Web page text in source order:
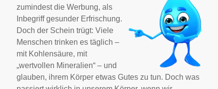
zumindest die Werbung, als
Inbegriff gesunder Erfrischung.
Doch der Schein trügt: Viele
Menschen trinken es täglich –
mit Kohlensäure, mit
„wertvollen Mineralien“ – und
glauben, ihrem Körper etwas Gutes zu tun. Doch was